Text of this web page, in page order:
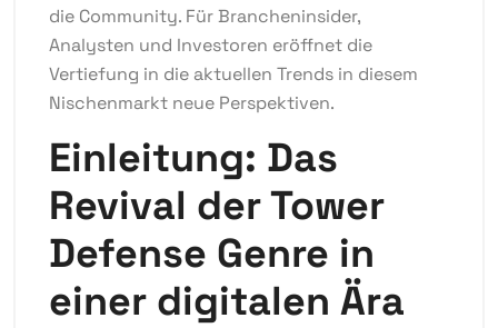
die Community. Für Brancheninsider,
Analysten und Investoren eröffnet die
Vertiefung in die aktuellen Trends in diesem
Nischenmarkt neue Perspektiven.
Einleitung: Das
Revival der Tower
Defense Genre in
einer digitalen Ära